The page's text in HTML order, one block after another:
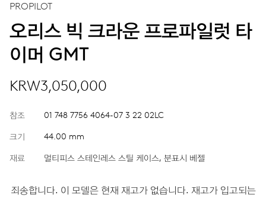
PROPILOT
오리스 빅 크라운 프로파일럿 타
이머 GMT
KRW3,050,000
참조 01 748 7756 4064-07 3 22 02LC
크기 44.00 mm
재료 멀티피스 스테인레스 스틸 케이스, 분표시 베젤
죄송합니다. 이 모델은 현재 재고가 없습니다. 재고가 입고되는